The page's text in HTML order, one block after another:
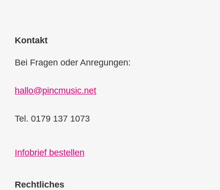
Kontakt
Bei Fragen oder Anregungen:
hallo@pincmusic.net
Tel. 0179 137 1073
Infobrief bestellen
Rechtliches